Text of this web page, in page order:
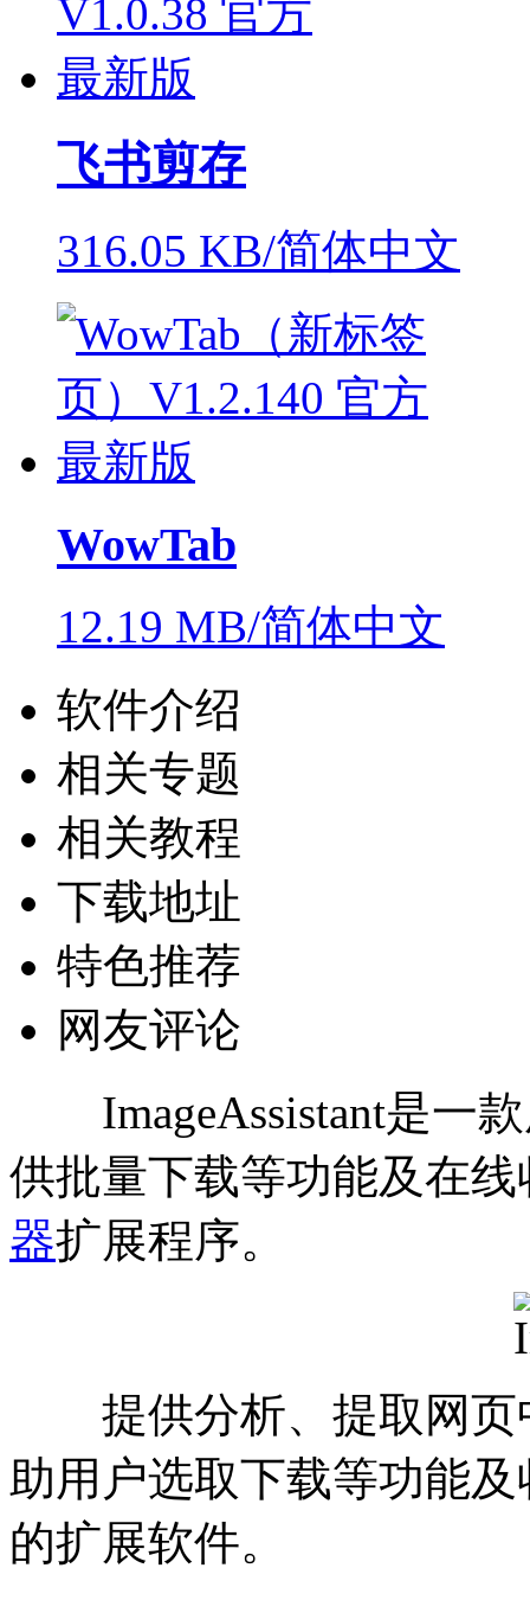
飞书剪存
316.05 KB/简体中文
WowTab
12.19 MB/简体中文
软件介绍
相关专题
相关教程
下载地址
特色推荐
网友评论
ImageAssistant是一款
供批量下载等功能及在
器扩展程序。
提供分析、提取网页
助用户选取下载等功能
的扩展软件。